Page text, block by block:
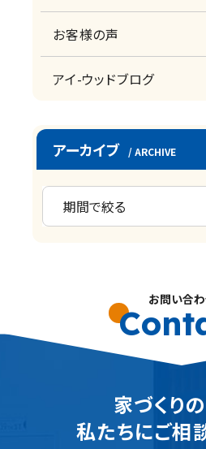
お客様の声
アイ-ウッドブログ
アーカイブ / ARCHIVE
お問い合
家づくりの
私たちにご相